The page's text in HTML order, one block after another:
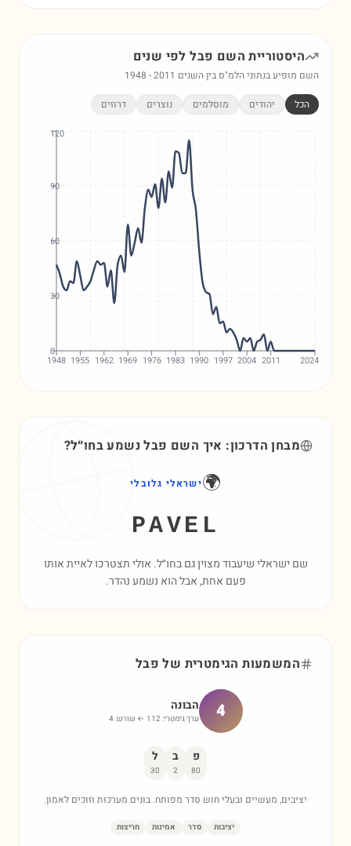
היסטוריית השם פבללפי שנים
השם מופיע בנתוני הלמ"ס בין השנים 1948 -2011
הכל יהודים מוסלמים נוצרים דרוזים
1948 1955 1962 1969 1976 1983 1990 1997 2004 2011 2024
0
30
60
90
120
מבחן הדרכון: איך השם פבלנשמע בחו״ל?
🌍ישראלי גלובלי
PAVEL
שם ישראלי שיעבוד מצוין גם בחו״ל. אולי תצטרכו לאיית אותו
פעם אחת, אבל הוא נשמע נהדר.
המשמעות הגימטרית של פבל
4 הבונה
ערך גימטרי:112 ← שורש: 4
פ
80
ב
2
ל
30
יציבים, מעשיים ובעלי חוש סדר מפותח. בונים מערכות וזוכים לאמון.
יציבות סדר אמינות חריצות